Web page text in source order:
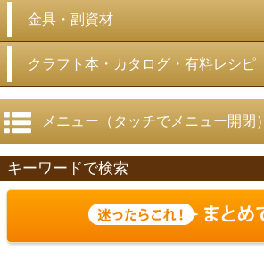
金具・副資材
クラフト本・カタログ・有料レシピ
メニュー（タッチでメニュー開閉）
キーワードで検索